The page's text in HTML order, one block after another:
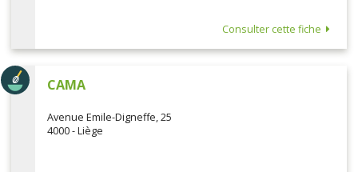
Consulter cette fiche
CAMA
Avenue Emile-Digneffe, 25
4000 - Liège